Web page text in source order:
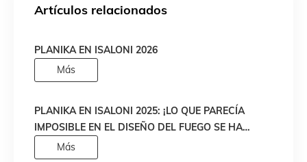
Artículos relacionados
PLANIKA EN ISALONI 2026
Más
PLANIKA EN ISALONI 2025: ¡LO QUE PARECÍA
IMPOSIBLE EN EL DISEÑO DEL FUEGO SE HA
HECHO REALIDAD!
Más